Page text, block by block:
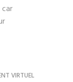
VIRTUEL